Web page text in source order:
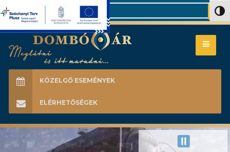
Search
KÖZELGŐ ESEMÉNYEK
ELÉRHETŐSÉGEK